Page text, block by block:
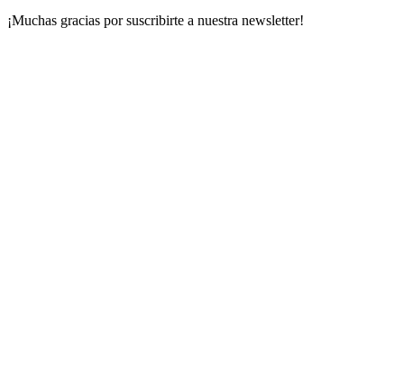
¡Muchas gracias por suscribirte a nuestra newsletter!